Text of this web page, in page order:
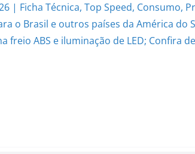
| Ficha Técnica, Top Speed, Consumo,
o Brasil e outros países da América do
freio ABS e iluminação de LED; Confira